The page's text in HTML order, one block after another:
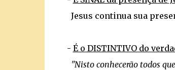
Jesus continua sua
- É o DISTINTIVO do
"Nisto conhecerão todos